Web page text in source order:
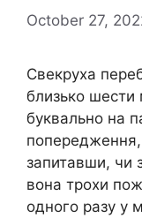
October 27,
Свекруха
близько шести
буквально на
попередження,
запитавши, чи
вона трохи
одного разу у